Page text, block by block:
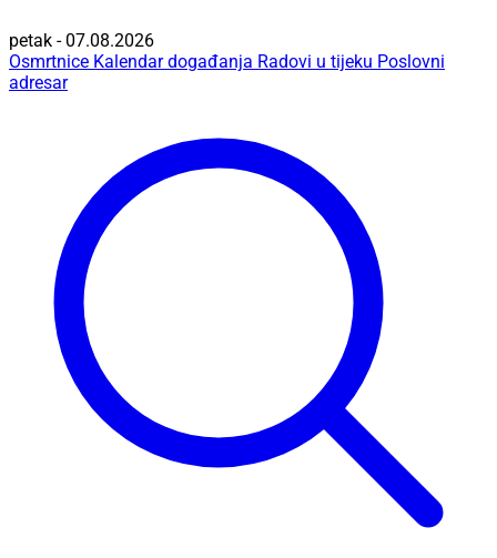
petak - 07.08.2026
Osmrtnice Kalendar događanja Radovi u tijeku Poslovni
adresar